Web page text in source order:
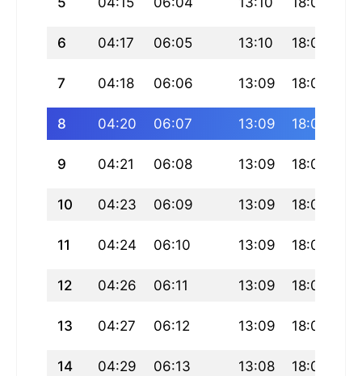
6 04:17 06:05 13:10 18:09
7 04:18 06:06 13:09 18:08
8 04:20 06:07 13:09 18:07
9 04:21 06:08 13:09 18:06
10 04:23 06:09 13:09 18:05
11 04:24 06:10 13:09 18:04
12 04:26 06:11 13:09 18:04
13 04:27 06:12 13:09 18:03
14 04:29 06:13 13:08 18:02